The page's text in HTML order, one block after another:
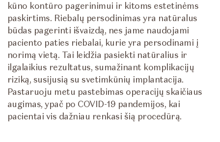
kūno kontūro pagerinimui ir kitoms estetinėms
paskirtims. Riebalų persodinimas yra natūralus
būdas pagerinti išvaizdą, nes jame naudojami
paciento paties riebalai, kurie yra persodinami į
norimą vietą. Tai leidžia pasiekti natūralius ir
ilgalaikius rezultatus, sumažinant komplikacijų
riziką, susijusią su svetimkūnių implantacija.
Pastaruoju metu pastebimas operacijų skaičiaus
augimas, ypač po COVID-19 pandemijos, kai
pacientai vis dažniau renkasi šią procedūrą.